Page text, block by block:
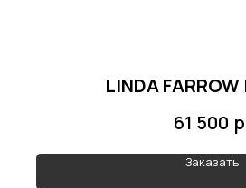
LINDA FARROW
61 500
Заказать